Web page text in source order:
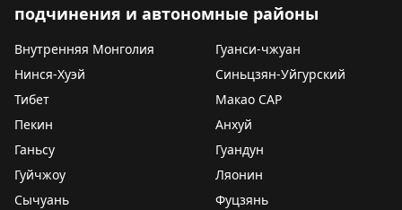
подчинения и автономные районы
Внутренняя Монголия
Гуанси-чжуан
Нинся-Хуэй
Синьцзян-Уйгурский
Тибет
Макао САР
Пекин
Анхуй
Ганьсу
Гуандун
Гуйчжоу
Ляонин
Сычуань
Фуцзянь